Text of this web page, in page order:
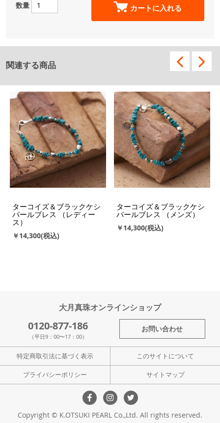
数量 カートに入れる
関連する商品
ターコイズ＆ブラックケシ
パールブレス （レディー
ス）
￥14,300
ターコイズ＆ブラックケシ
パールブレス （メンズ）
￥14,300
大月真珠オンラインショップ
0120-877-186
（平日9：00〜17：00）
お問い合わせ
特定商取引法に基づく表示 このサイトについて
プライバシーポリシー サイトマップ
Copyright © K.OTSUKI PEARL Co.,Ltd. All rights reserved.